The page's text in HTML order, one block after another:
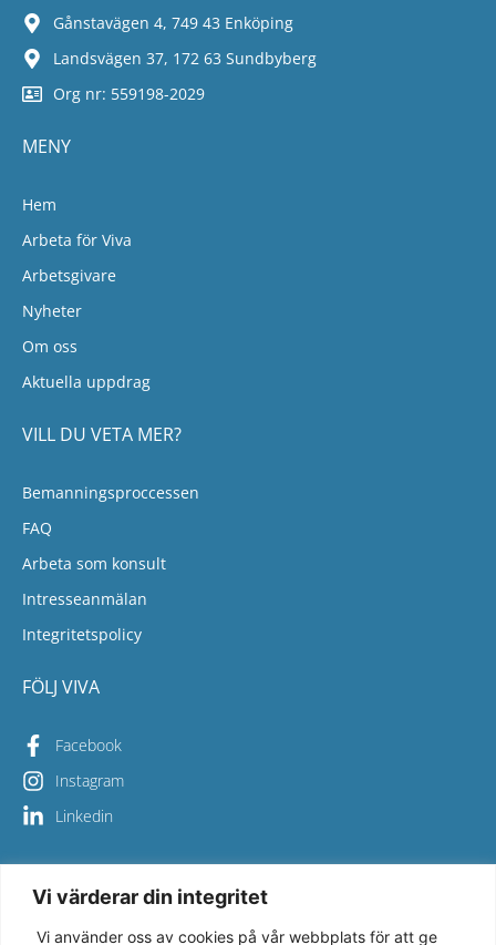
Vi värderar din integritet
Vi använder oss av cookies på vår webbplats för att ge
Gånstavägen 4, 749 43 Enköping
Landsvägen 37, 172 63 Sundbyberg
Org nr: 559198-2029
MENY
Hem
Arbeta för Viva
Arbetsgivare
Nyheter
Om oss
Aktuella uppdrag
VILL DU VETA MER?
Bemanningsproccessen
FAQ
Arbeta som konsult
Intresseanmälan
Integritetspolicy
FÖLJ VIVA
Facebook
Instagram
Linkedin
Copyright © 2026 Viva Bemanning – All Rights Reserved